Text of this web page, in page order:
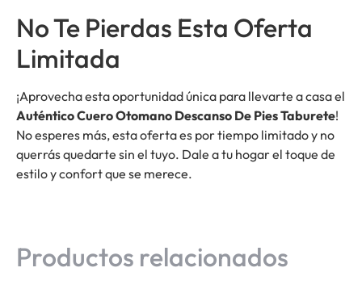
No Te Pierdas Esta Oferta
Limitada
¡Aprovecha esta oportunidad única para llevarte a casa el
Auténtico Cuero Otomano Descanso De Pies Taburete!
No esperes más, esta oferta es por tiempo limitado y no
querrás quedarte sin el tuyo. Dale a tu hogar el toque de
estilo y confort que se merece.
Productos relacionados